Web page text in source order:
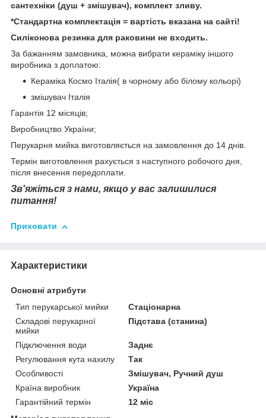
сантехніки (душ + змішувач), комплект зливу.
*Стандартна комплектація = вартість вказана на сайті!
Силіконова резинка для раковини не входить.
За бажанням замовника, можна вибрати кераміку іншого
виробника з доплатою:
Кераміка Космо Італія( в чорному або білому кольорі)
змішувач Італія
Гарантія 12 місяців;
Виробництво України;
Перукарня мийка виготовляється на замовлення до 14 днів.
Термін виготовлення рахується з наступного робочого дня,
після внесення передоплати.
Зв'яжіться з нами, якщо у вас залишилися
питання!
Приховати
Характеристики
Основні атрибути
Тип перукарської мийки
Стаціонарна
Складові перукарної
мийки
Підстава (станина)
Підключення води
Заднє
Регулювання кута нахилу
Так
Особливості
Змішувач, Ручний душ
Країна виробник
Україна
Гарантійний термін
12 міс